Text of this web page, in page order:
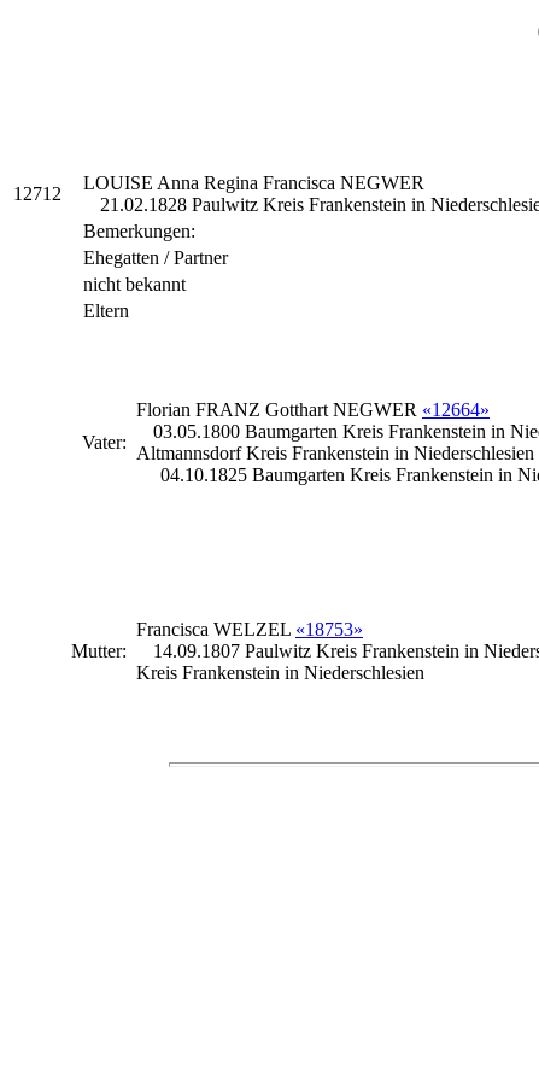
12712
LOUISE Anna Regina Francisca NEGWER
21.02.1828 Paulwitz Kreis Frankenstein in
Bemerkungen:
Ehegatten / Partner
nicht bekannt
Eltern
Vater:
Florian FRANZ Gotthart NEGWER «12664»
03.05.1800 Baumgarten Kreis Frankenstein in
Altmannsdorf Kreis Frankenstein in Niederschlesien
04.10.1825 Baumgarten Kreis Frankenstein in
Mutter:
Francisca WELZEL «18753»
14.09.1807 Paulwitz Kreis Frankenstein in
Kreis Frankenstein in Niederschlesien